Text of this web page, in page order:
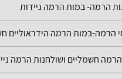
הרמה- במות הרמה ניידות
הרמה-במות הרמה הידראוליים
חשמליים ושולחנות הרמה